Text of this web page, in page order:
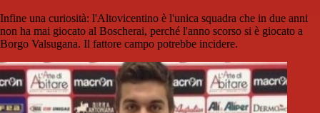
Infine una curiosità: l'Altovicentino è l'unica squadra che in due anni
non ha mai giocato al Boscherai, perché l'anno scorso si è giocato a
Borgo Valsugana. Il fattore campo potrebbe incidere.